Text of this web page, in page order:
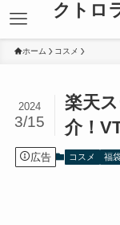
クトロ
ホーム コスメ
楽天
介！
2024
3/15
広告 コスメ 福